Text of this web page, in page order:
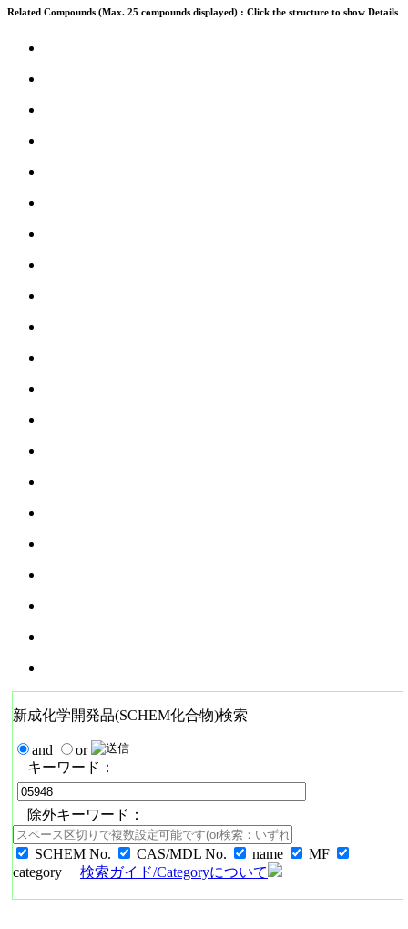
Related Compounds (Max. 25 compounds displayed) : Click the structure to show Details
新成化学開発品(SCHEM化合物)検索
and
or
キーワード：
除外キーワード：
SCHEM No. CAS/MDL No. name
MF
category
検索ガイド/Categoryについて